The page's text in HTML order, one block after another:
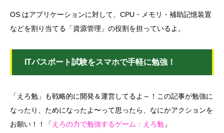
OS はアプリケーションに対して、CPU・メモリ・補助記憶装置
などを割り当てる「資源管理」の役割を担っているよ。
ITパスポート試験をスマホで手軽に勉強！
「えろ勉」も戦略的に開発＆運営してるよ～！この記事が勉強に
なったり、ためになったよ〜って思ったら、なにかアクションを
お願い！！「 えろの力で勉強するゲーム：えろ勉 」